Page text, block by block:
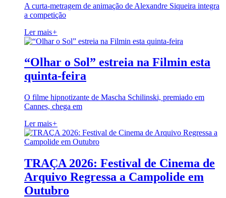
A curta-metragem de animação de Alexandre Siqueira integra
a competição
Ler mais+
“Olhar o Sol” estreia na Filmin esta
quinta-feira
O filme hipnotizante de Mascha Schilinski, premiado em
Cannes, chega em
Ler mais+
TRAÇA 2026: Festival de Cinema de
Arquivo Regressa a Campolide em
Outubro